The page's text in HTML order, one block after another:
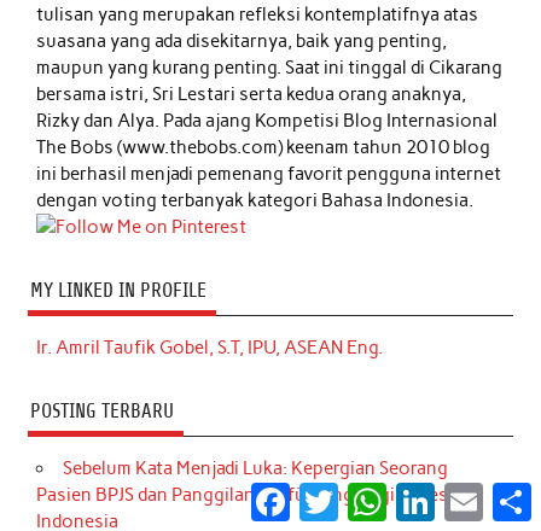
tulisan yang merupakan refleksi kontemplatifnya atas
suasana yang ada disekitarnya, baik yang penting,
maupun yang kurang penting. Saat ini tinggal di Cikarang
bersama istri, Sri Lestari serta kedua orang anaknya,
Rizky dan Alya. Pada ajang Kompetisi Blog Internasional
The Bobs (www.thebobs.com) keenam tahun 2010 blog
ini berhasil menjadi pemenang favorit pengguna internet
dengan voting terbanyak kategori Bahasa Indonesia.
MY LINKED IN PROFILE
Ir. Amril Taufik Gobel, S.T, IPU, ASEAN Eng.
POSTING TERBARU
Sebelum Kata Menjadi Luka: Kepergian Seorang
Pasien BPJS dan Panggilan ‘Einfühlung’ bagi Nakes
Indonesia
Facebook
TwitterWhatsApp
LinkedInEmail